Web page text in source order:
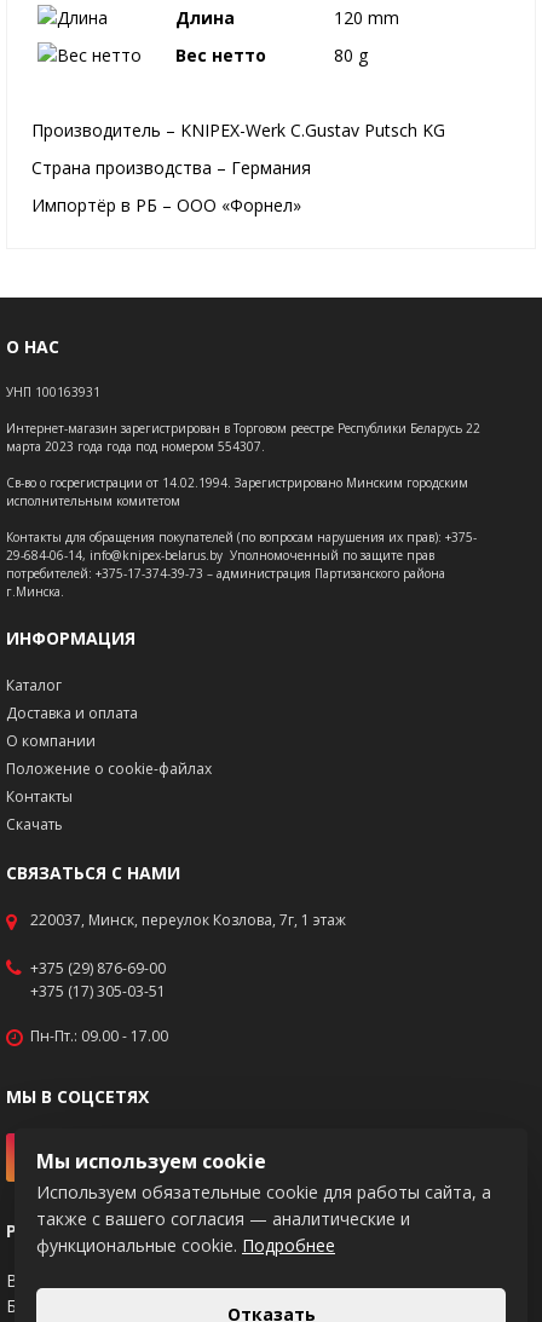
Длина
120 mm
Вес нетто
80 g
Производитель – KNIPEX-Werk C.Gustav Putsch KG
Страна производства – Германия
Импортёр в РБ – ООО «Форнел»
О НАС
УНП 100163931
Интернет-магазин зарегистрирован в Торговом реестре Республики Беларусь 22
марта 2023 года года под номером 554307.
Св-во о госрегистрации от 14.02.1994. Зарегистрировано Минским городским
исполнительным комитетом
Контакты для обращения покупателей (по вопросам нарушения их прав): +375-
29-684-06-14, info@knipex-belarus.by Уполномоченный по защите прав
потребителей: +375-17-374-39-73 – администрация Партизанского района
г.Минска.
ИНФОРМАЦИЯ
Каталог
Доставка и оплата
О компании
Положение о cookie-файлах
Контакты
Скачать
СВЯЗАТЬСЯ С НАМИ
220037, Минск, переулок Козлова, 7г, 1 этаж
+375 (29) 876-69-00
+375 (17) 305-03-51
Пн-Пт.: 09.00 - 17.00
МЫ В СОЦСЕТЯХ
РЕКВИЗИТЫ
BY83PJCB30120217671020000933
Банк: ОАО "Приорбанк", код PJCBBY2X
Мы используем cookie
Используем обязательные cookie для работы сайта, а
также с вашего согласия — аналитические и
функциональные cookie. Подробнее
Отказать